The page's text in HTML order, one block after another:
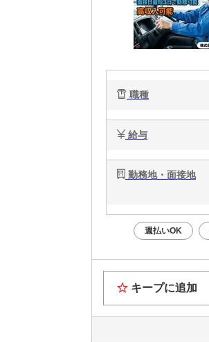
職種
給与
勤務地・面接地
週払いOK
キープに追加